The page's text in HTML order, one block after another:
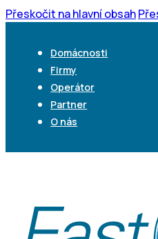
Přeskočit na hlavní obsah
Domácnosti
Firmy
Operátor
Partner
O nás